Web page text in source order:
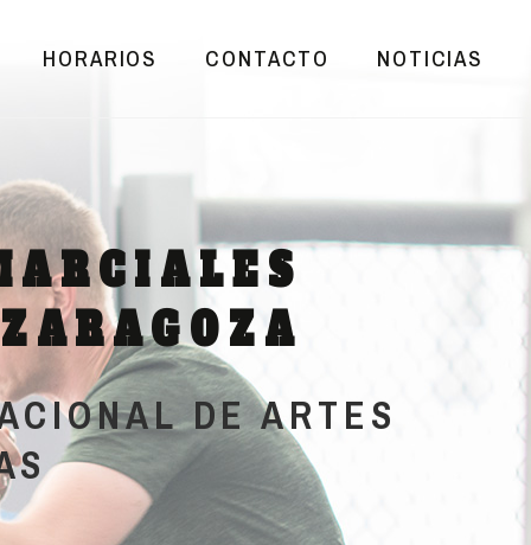
HORARIOS CONTACTO NOTICIAS
ZARAGOZA
DE ARTES